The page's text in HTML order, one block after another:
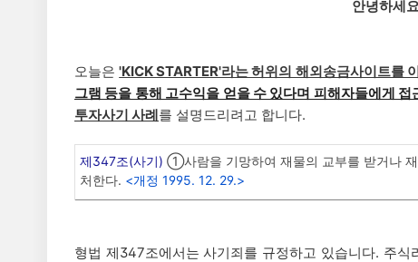
안녕하세
오늘은 'KICK STARTER'라는 허위의 해외송금사이트를
그램 등을 통해 고수익을 얻을 수 있다며 피해자들에게
투자사기 사례를 설명드리려고 합니다.
제347조(사기) ①사람을 기망하여 재물의 교부를 받거나
처한다. <개정 1995. 12. 29.>
형법 제347조에서는 사기죄를 규정하고 있습니다. 주